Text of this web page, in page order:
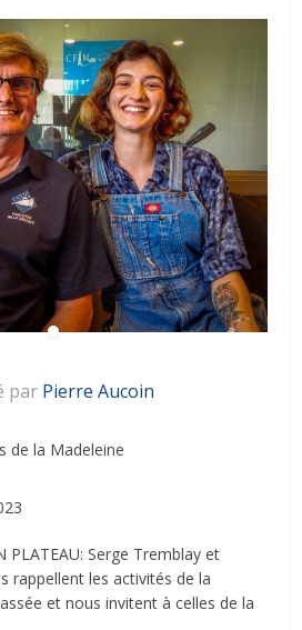
par Pierre Aucoin
de la Madeleine
PLATEAU: Serge Tremblay et
rappellent les activités de la
et nous invitent à celles de la